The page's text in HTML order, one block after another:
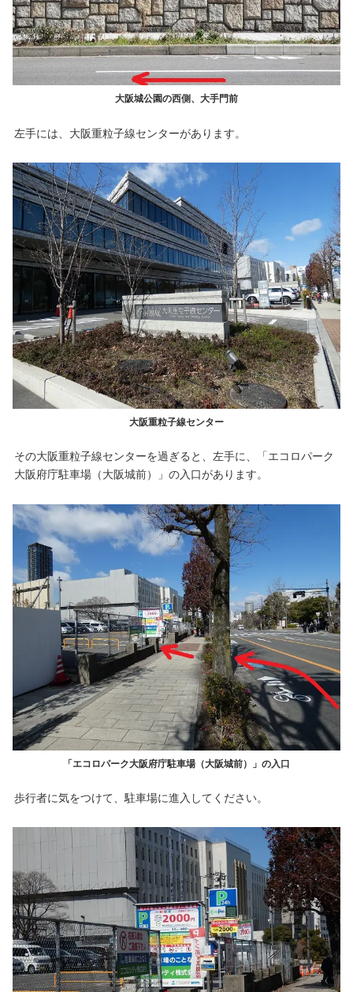
大阪城公園の西側、大手門前
左手には、大阪重粒子線センターがあります。
大阪重粒子線センター
その大阪重粒子線センターを過ぎると、左手に、「エコロパーク
大阪府庁駐車場（大阪城前）」の入口があります。
「エコロパーク大阪府庁駐車場（大阪城前）」の入口
歩行者に気をつけて、駐車場に進入してください。